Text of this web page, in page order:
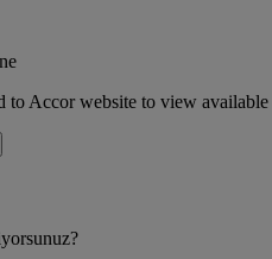
to Accor website to view